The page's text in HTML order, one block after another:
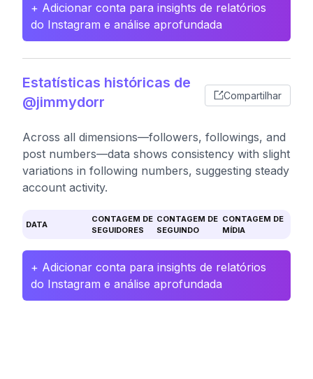
+ Adicionar conta para insights de relatórios
do Instagram e análise aprofundada
Estatísticas históricas de
@jimmydorr
Compartilhar
Across all dimensions—followers, followings, and
post numbers—data shows consistency with slight
variations in following numbers, suggesting steady
account activity.
DATA
CONTAGEM DE
SEGUIDORES
CONTAGEM DE
SEGUINDO
CONTAGEM DE
MÍDIA
+ Adicionar conta para insights de relatórios
do Instagram e análise aprofundada